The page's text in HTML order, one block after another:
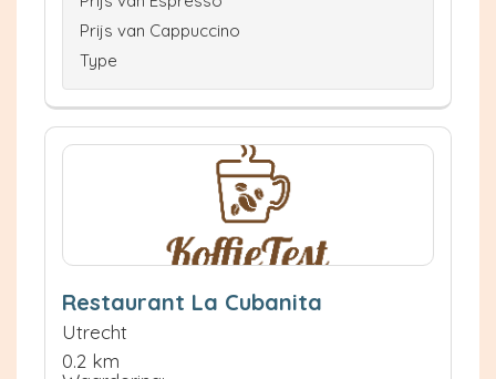
Prijs van Cappuccino
Type
Restaurant La Cubanita
Utrecht
0.2 km